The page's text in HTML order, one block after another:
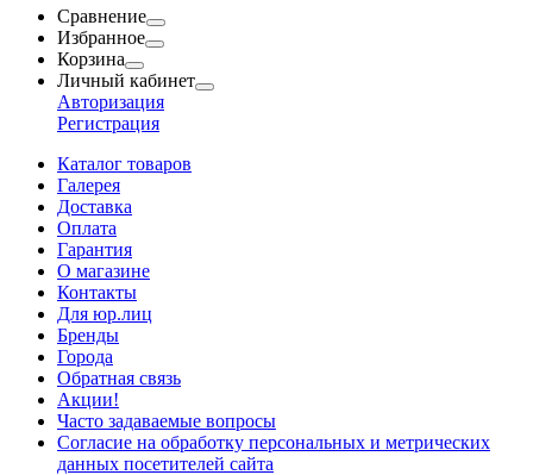
Сравнение
Избранное
Корзина
Личный кабинет
Авторизация
Регистрация
Каталог товаров
Галерея
Доставка
Оплата
Гарантия
О магазине
Контакты
Для юр.лиц
Бренды
Города
Обратная связь
Акции!
Часто задаваемые вопросы
Согласие на обработку персональных и метрических
данных посетителей сайта